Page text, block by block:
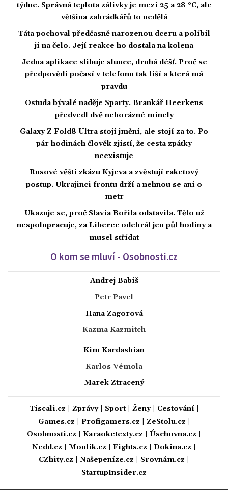
týdne. Správná teplota zálivky je mezi 25 a 28 °C, ale
většina zahrádkářů to nedělá
Táta pochoval předčasně narozenou dceru a políbil
ji na čelo. Její reakce ho dostala na kolena
Jedna aplikace slibuje slunce, druhá déšť. Proč se
předpovědi počasí v telefonu tak liší a která má
pravdu
Ostuda bývalé naděje Sparty. Brankář Heerkens
předvedl dvě nehorázné minely
Galaxy Z Fold8 Ultra stojí jmění, ale stojí za to. Po
pár hodinách člověk zjistí, že cesta zpátky
neexistuje
Rusové věští zkázu Kyjeva a zvěstují raketový
postup. Ukrajinci frontu drží a nehnou se ani o
metr
Ukazuje se, proč Slavia Bořila odstavila. Tělo už
nespolupracuje, za Liberec odehrál jen půl hodiny a
musel střídat
O kom se mluví - Osobnosti.cz
Andrej Babiš
Petr Pavel
Hana Zagorová
Kazma Kazmitch
Kim Kardashian
Karlos Vémola
Marek Ztracený
Tiscali.cz Zprávy| Sport| Ženy| Cestování|
Games.cz
Profigamers.cz ZeStolu.cz
Osobnosti.cz
Karaoketexty.cz Úschovna.cz
Nedd.cz
Moulík.cz Fights.cz Dokina.cz
CZhity.cz
Našepeníze.cz Srovnám.cz
StartupInsider.cz